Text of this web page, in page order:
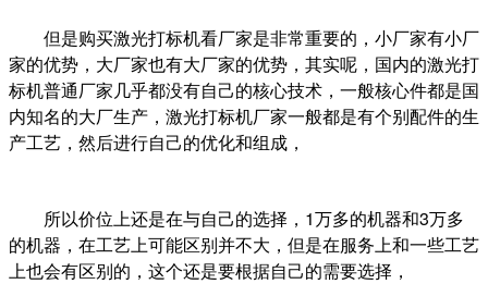
但是购买激光打标机看厂家是非常重要的，小厂家有小厂
家的优势，大厂家也有大厂家的优势，其实呢，国内的激光打
标机普通厂家几乎都没有自己的核心技术，一般核心件都是国
内知名的大厂生产，激光打标机厂家一般都是有个别配件的生
产工艺，然后进行自己的优化和组成，
所以价位上还是在与自己的选择，1万多的机器和3万多
的机器，在工艺上可能区别并不大，但是在服务上和一些工艺
上也会有区别的，这个还是要根据自己的需要选择，